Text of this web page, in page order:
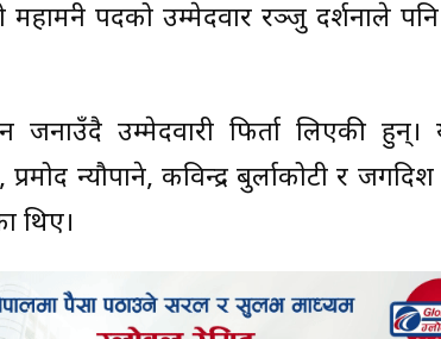
महामन्त्री पदको उम्मेदवार रञ्जु दर्शनाले
जनाउँदै उम्मेदवारी फिर्ता लिएकी
न्यौपाने, कविन्द्र बुर्लाकोटी र
थिए।